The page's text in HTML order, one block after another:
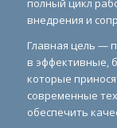
полный цикл
внедрения и
Главная цель —
в эффективные,
которые
современные
обеспечить